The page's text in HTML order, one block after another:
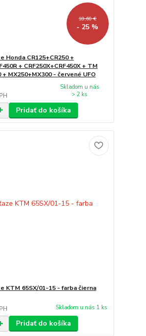
18,60 €
- 25 %
Honda CR125+CR250 +
+ CRF250X+CRF450X + TM
+ MX250+MX300 - červené UFO
Skladom u nás
> 2 ks
Pridať do košíka
KTM 65SX/01-15 - farba čierna
Skladom u nás 1 ks
Pridať do košíka